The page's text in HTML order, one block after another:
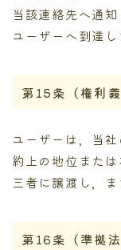
当該連絡先へ通
ユーザーへ到達し
第15条（権利
ユーザーは，当
約上の地位また
三者に譲渡し，
第16条（準拠